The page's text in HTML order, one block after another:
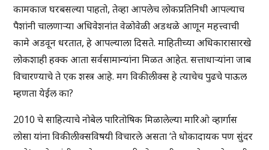
कामकाज घरबसल्या पाहतो, तेव्हा आपलेच लोकप्रतिनिधी आपल्याच
पैशांनी चालणाऱ्या अधिवेशनांत वेळोवेळी अडथळे आणून महत्त्वाची
कामे अडवून धरतात, हे आपल्याला दिसते. माहितीच्या अधिकारासारखे
लोकशाही हक्क आता सर्वसामान्यांना मिळत आहेत. सत्ताधाऱ्यांना जाब
विचारण्याचे ते एक शस्त्र आहे. मग विकीलीक्स हे त्याचेच पुढचे पाऊल
म्हणता येईल का?
2010 चे साहित्याचे नोबेल पारितोषिक मिळालेल्या मारिओ व्हार्गास
लोसा यांना विकीलीक्सविषयी विचारले असता ‘ते धोकादायक पण सुंदर